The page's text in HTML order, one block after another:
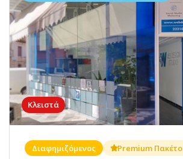
Κλειστά
Διαφημιζόμενος Premium Πακέτο